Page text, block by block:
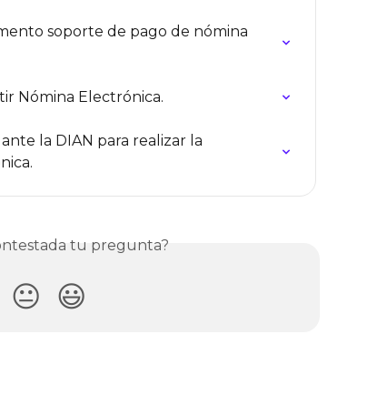
soporte de pago de nómina
Nómina Electrónica.
la DIAN para realizar la
tu pregunta?
😐 😃